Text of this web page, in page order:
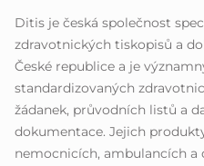
Ditis je česká společnost
zdravotnických tiskopisů a
České republice a je
standardizovaných
žádanek, průvodních listů a
dokumentace. Jejich
nemocnicích, ambulancích a